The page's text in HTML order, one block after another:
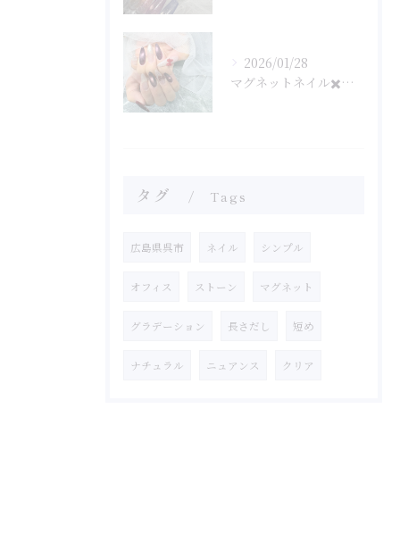
2026/01/28
マグネットネイル✖️フラッシュネイル
タグ Tags
広島県呉市 ネイル シンプル
オフィス ストーン マグネット
グラデーション 長さだし 短め
ナチュラル ニュアンス クリア